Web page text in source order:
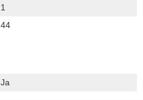
1
44
Ja